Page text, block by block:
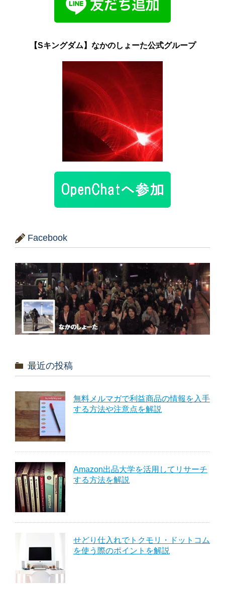
【Sキングダム】なかのしょーた公式グループ
Facebook
最近の投稿
無料メルマガで利益商品の情報を入手
する方法や注意点を解説
Amazon出品大学を活用してリサーチ
する方法を解説
せどり仕入れでトクモリ・ドットコム
を使う際のポイントを解説